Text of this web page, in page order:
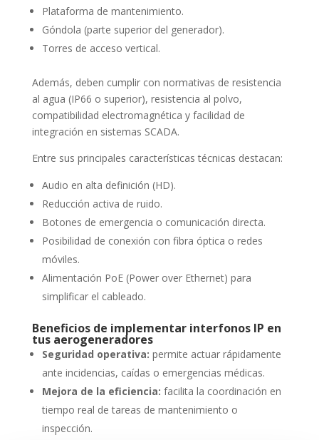
Plataforma de mantenimiento.
Góndola (parte superior del generador).
Torres de acceso vertical.
Además, deben cumplir con normativas de resistencia
al agua (IP66 o superior), resistencia al polvo,
compatibilidad electromagnética y facilidad de
integración en sistemas SCADA.
Entre sus principales características técnicas destacan:
Audio en alta definición (HD).
Reducción activa de ruido.
Botones de emergencia o comunicación directa.
Posibilidad de conexión con fibra óptica o redes
móviles.
Alimentación PoE (Power over Ethernet) para
simplificar el cableado.
Beneficios de implementar interfonos IP en
tus aerogeneradores
Seguridad operativa: permite actuar rápidamente
ante incidencias, caídas o emergencias médicas.
Mejora de la eficiencia: facilita la coordinación en
tiempo real de tareas de mantenimiento o
inspección.